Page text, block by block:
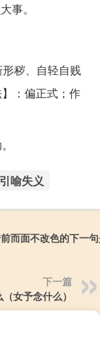
事。
秽、自轻自贱
：偏正式；作
引喻失义
而面不改色的下一
下一篇
女予念什么）